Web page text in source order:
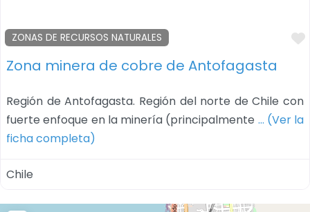
ZONAS DE RECURSOS NATURALES
Zona minera de cobre de Antofagasta
Región de Antofagasta. Región del norte de Chile con
fuerte enfoque en la minería (principalmente … (Ver la
ficha completa)
Chile